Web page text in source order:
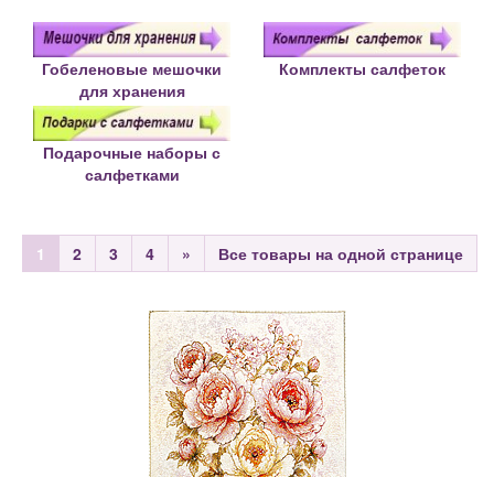
Гобеленовые мешочки
для хранения
Комплекты салфеток
Подарочные наборы с
салфетками
1 2 3 4 » Все товары на одной странице